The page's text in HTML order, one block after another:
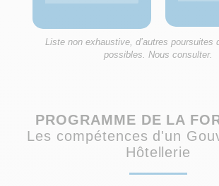
Liste non exhaustive, d’autres poursuites
possibles. Nous consulter.
PROGRAMME DE LA
Les compétences d'un
Hôtellerie